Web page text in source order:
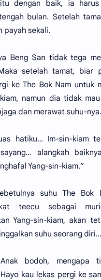
dengan baik, ia harus
bulan. Setelah
payah sekali.
Beng San tidak tega
setelah tamat, biar
ke The Bok Nam untuk
namun dia tidak
dan merawat suhu-nya.
hatiku... Im-sin-kiam
alangkah
Yang-sin-kiam.”
suhu The Bok
teecu sebagai
Yang-sin-kiam, akan
suhu seorang
Anak bodoh, mengapa
kau lekas pergi ke